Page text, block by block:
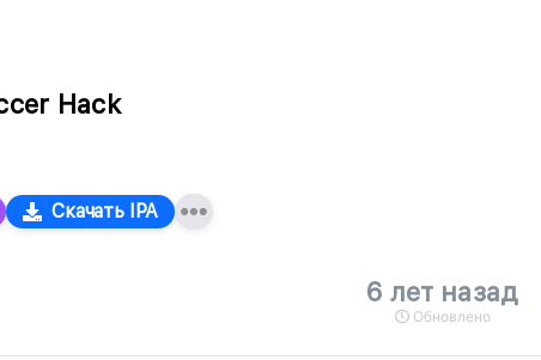
Hack
Скачать IPA
6 лет назад
Обновлено